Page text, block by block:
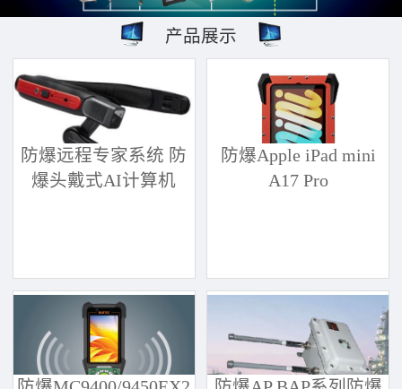
产品展示
防爆远程专家系统 防
爆头戴式AI计算机
防爆Apple iPad mini
A17 Pro